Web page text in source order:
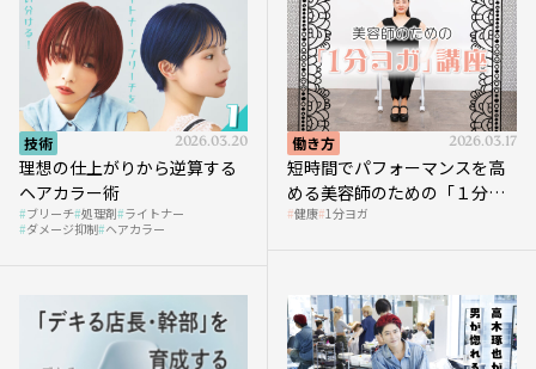
技術 2026.03.20
理想の仕上がりから逆算する
ヘアカラー術
ブリーチ 処理剤 ライトナー
ダメージ抑制 ヘアカラー
働き方 2026.03.17
短時間でパフォーマンスを高
める美容師のための「１分ヨ
ガ」講座｜実践編
健康 1分ヨガ